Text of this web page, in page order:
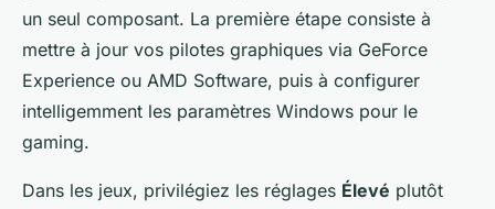
un seul composant. La première étape consiste à
mettre à jour vos pilotes graphiques via GeForce
Experience ou AMD Software, puis à configurer
intelligemment les paramètres Windows pour le
gaming.
Dans les jeux, privilégiez les réglages Élevé plutôt